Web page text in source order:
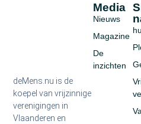
deMens.nu is de
koepel van vrijzinnige
verenigingen in
Vlaanderen en
Media
Nieuws
Magazine
De
inzichten